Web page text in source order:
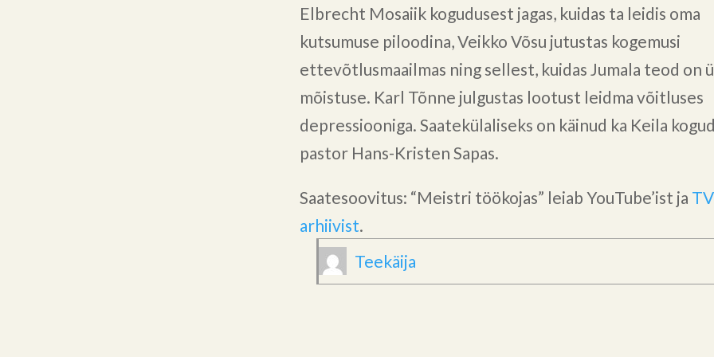
Elbrecht Mosaiik kogudusest jagas, kuidas ta leidis oma
kutsumuse piloodina, Veikko Võsu jutustas kogemusi
ettevõtlusmaailmas ning sellest, kuidas Jumala teod on
mõistuse. Karl Tõnne julgustas lootust leidma võitluses
depressiooniga. Saatekülaliseks on käinud ka Keila
pastor Hans-Kristen Sapas.
Saatesoovitus: “Meistri töökojas” leiab YouTube’ist ja
arhiivist.
Teekäija